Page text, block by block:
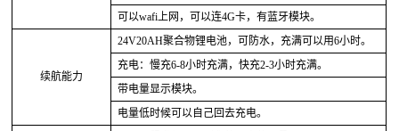
可以wafi上网，可以连4G卡，有蓝牙模块。
续航能力
24V20AH聚合物锂电池，可防水，充满可以用6小时。
充电：慢充6-8小时充满，快充2-3小时充满。
带电量显示模块。
电量低时候可以自己回去充电。